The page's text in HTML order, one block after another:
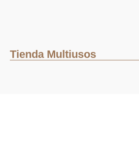
Tienda Multiusos